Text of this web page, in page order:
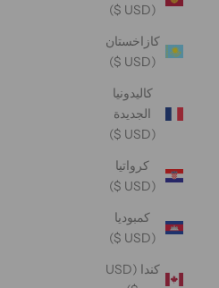
(USD $)
كازاخستان
(USD $)
كاليدونيا
الجديدة
(USD $)
كرواتيا
(USD $)
كمبوديا
(USD $)
كندا (USD